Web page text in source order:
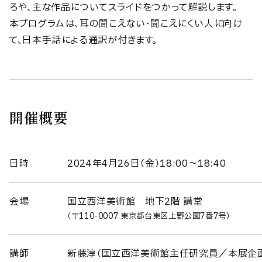
ろや、主な作品についてスライドをつかって解説します。
本プログラムは、耳の聞こえない・聞こえにくい人に向け
て、日本手話による通訳が付きます。
開催概要
日時 2024年4月26日（金）18:00～18:40
会場 国立西洋美術館 地下2階 講堂
（〒110-0007 東京都台東区上野公園7番7号）
講師 新藤淳（国立西洋美術館主任研究員／本展企